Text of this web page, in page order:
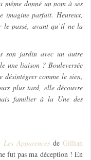
donné un nom à ses
imagine parfait. Heureux,
le passé, avant qu’il ne la
son jardin avec un autre
une liaison ? Bouleversée
comme le sien,
plus tard, elle découvre
familier à la Une des
Les ApparencesdeGillian
fut pas ma déception ! En